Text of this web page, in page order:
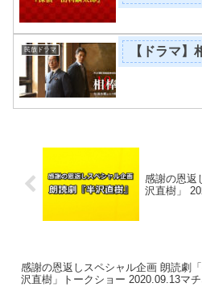
民放ドラマ 【ドラマ
感謝の恩返
沢直樹」
感謝の恩返しスペシャル企画 朗読劇
沢直樹」トークショー 2020.09.13マ